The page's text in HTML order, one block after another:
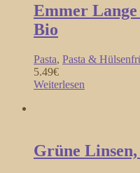
Emmer
Bio
Pasta, Pasta &
5.49€
Weiterlesen
Grüne